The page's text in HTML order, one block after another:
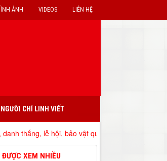
LIÊN HỆ
VIDEOS
ẢNH
NGƯỜI CHÍ LINH VIẾT
thắng, lễ hội, bảo vật quốc gia đã xếp hạng trên
XEM NHIỀU